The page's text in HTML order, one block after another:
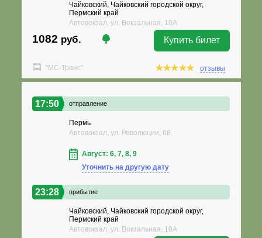
Чайковский, Чайковский городской округ,
Пермский край
Автовокзал, ул. Вокзальная, 10А
1082 руб. Купить билет
"МС-Транс" отзывы
17:50 отправление
Пермь
Автовокзал, ул. Революции, 68
Август: 6, 7, 8, 9
Уточнить на другую дату
23:28 прибытие
Чайковский, Чайковский городской округ,
Пермский край
Автовокзал, ул. Вокзальная, 10А